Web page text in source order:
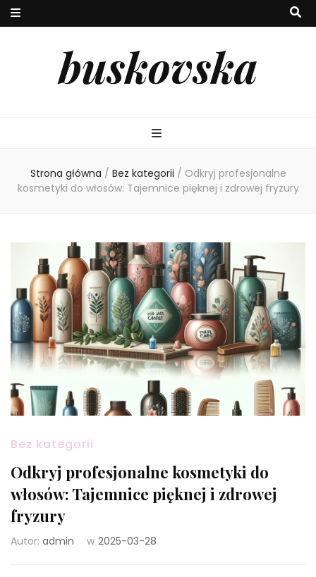
buskovska
Strona główna / Bez kategorii / Odkryj profesjonalne
kosmetyki do włosów: Tajemnice pięknej i zdrowej fryzury
Bez kategorii
Odkryj profesjonalne kosmetyki do
włosów: Tajemnice pięknej i zdrowej
fryzury
Autor: admin w 2025-03-28